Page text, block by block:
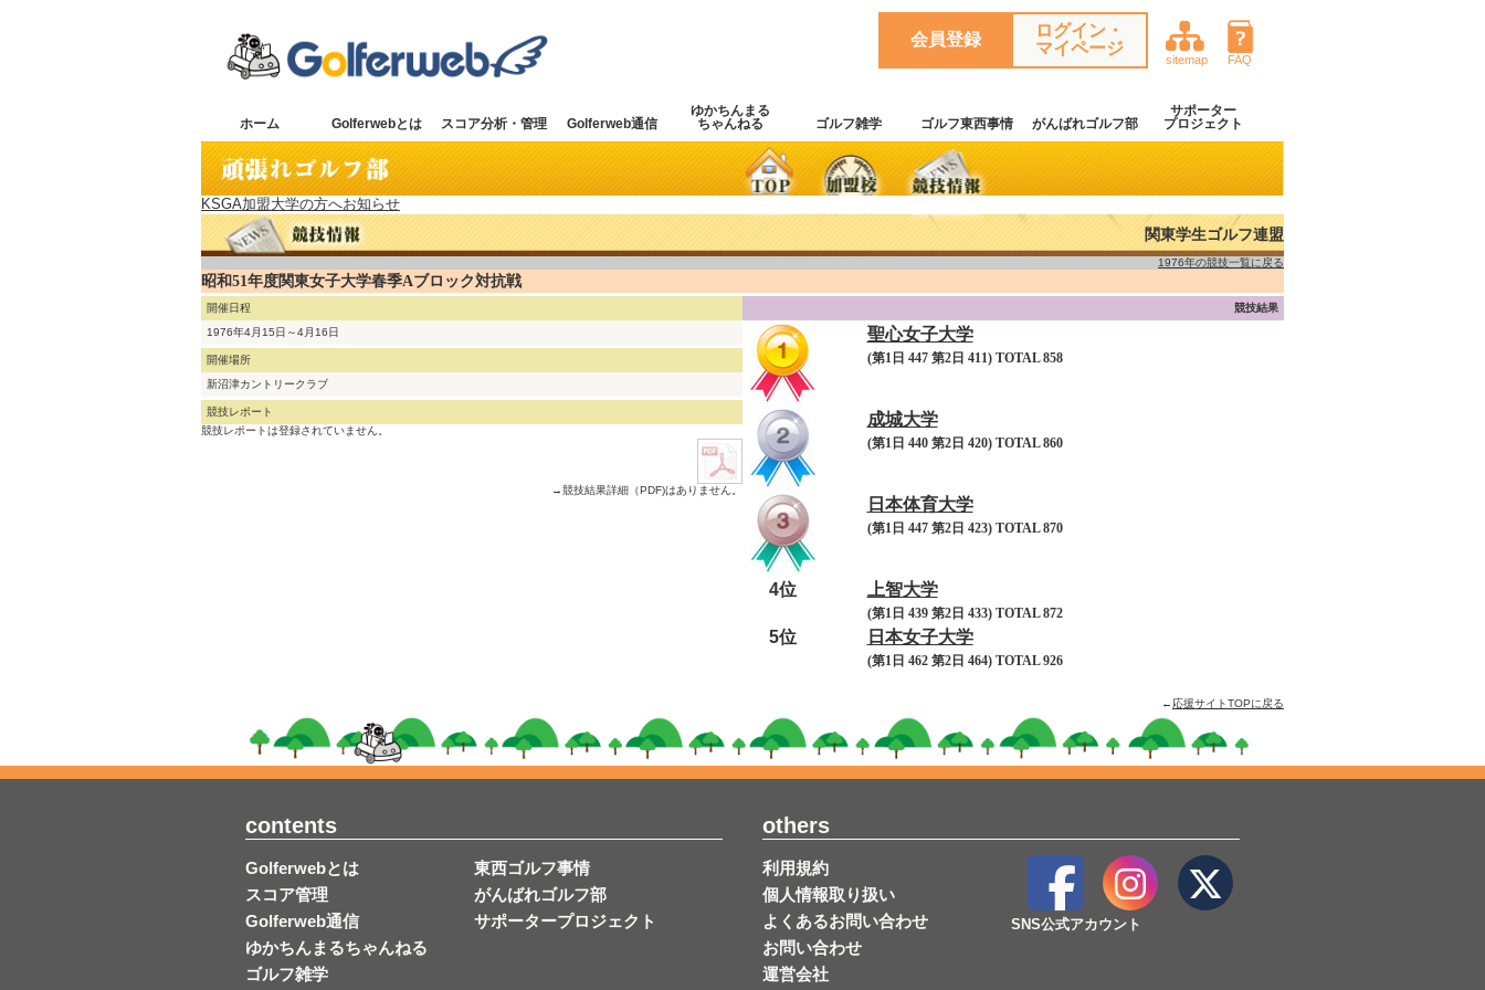
FAQ
sitemap
ログイン・
マイページ
会員登録
ホーム Golferwebとは スコア分析・管理 Golferweb通信
ゆかちんまる
ちゃんねる
ゴルフ雑学 ゴルフ東西事情 がんばれゴルフ部
サポーター
プロジェクト
KSGA加盟大学の方へお知らせ
関東学生ゴルフ連盟
1976年の競技一覧に戻る
昭和51年度関東女子大学春季Aブロック対抗戦
開催日程
1976年4月15日～4月16日
開催場所
新沼津カントリークラブ
競技レポート
競技レポートは登録されていません。
→競技結果詳細（PDF)はありません。
競技結果
聖心女子大学
(第1日 447 第2日 411) TOTAL 858
成城大学
(第1日 440 第2日 420) TOTAL 860
日本体育大学
(第1日 447 第2日 423) TOTAL 870
4位 上智大学
(第1日 439 第2日 433) TOTAL 872
5位 日本女子大学
(第1日 462 第2日 464) TOTAL 926
← 応援サイトTOPに戻る
contents
Golferwebとは
スコア管理
Golferweb通信
ゆかちんまるちゃんねる
ゴルフ雑学
東西ゴルフ事情
がんばれゴルフ部
サポータープロジェクト
others
利用規約
個人情報取り扱い
よくあるお問い合わせ
お問い合わせ
運営会社
SNS公式アカウント